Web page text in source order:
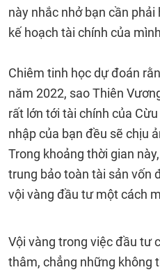
này nhắc nhở bạn cần
kế hoạch tài chính của
Chiêm tinh học dự đoán
năm 2022, sao Thiên
rất lớn tới tài chính của
nhập của bạn đều sẽ chịu
Trong khoảng thời gian
trung bảo toàn tài sản vốn
vội vàng đầu tư một cách
Vội vàng trong việc đầu tư
thâm, chẳng những không